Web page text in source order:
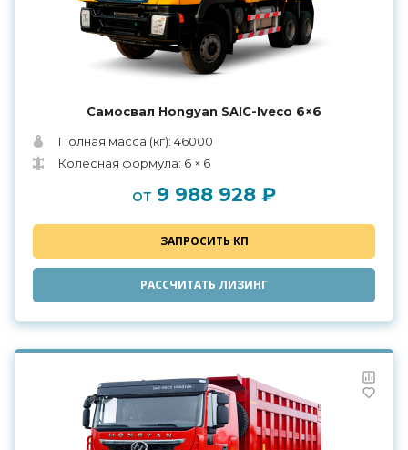
Самосвал Hongyan SAIC-Iveco 6×6
Полная масса (кг): 46000
Колесная формула: 6 × 6
от 9 988 928 ₽
ЗАПРОСИТЬ КП
РАССЧИТАТЬ ЛИЗИНГ